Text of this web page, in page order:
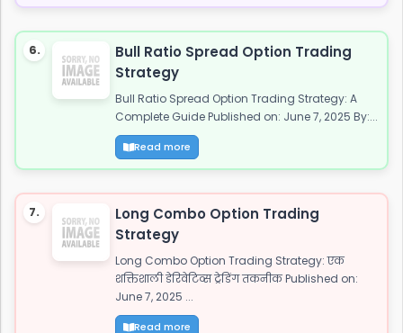
6.
Bull Ratio Spread Option Trading
Strategy
Bull Ratio Spread Option Trading Strategy: A
Complete Guide Published on: June 7, 2025 By:...
Read more
7.
Long Combo Option Trading
Strategy
Long Combo Option Trading Strategy: एक
शक्तिशाली डेरिवेटिव्स ट्रेडिंग तकनीक Published on:
June 7, 2025 ...
Read more